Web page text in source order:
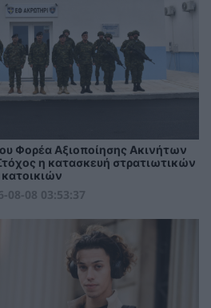
Φορέα Αξιοποίησης Ακινήτων
η κατασκευή στρατιωτικών
κατοικιών
08-08 03:53:37